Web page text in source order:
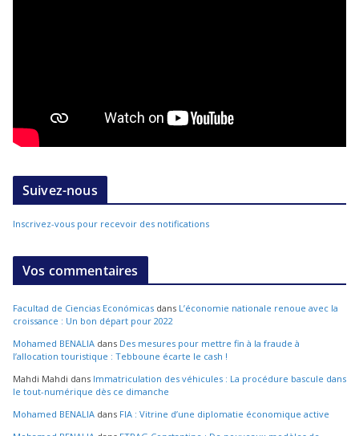
Suivez-nous
Inscrivez-vous pour recevoir des notifications
Vos commentaires
Facultad de Ciencias Económicas dans L’économie nationale renoue avec la
croissance : Un bon départ pour 2022
Mohamed BENALIA dans Des mesures pour mettre fin à la fraude à
l’allocation touristique : Tebboune écarte le cash !
Mahdi Mahdi dans Immatriculation des véhicules : La procédure bascule dans
le tout-numérique dès ce dimanche
Mohamed BENALIA dans FIA : Vitrine d’une diplomatie économique active